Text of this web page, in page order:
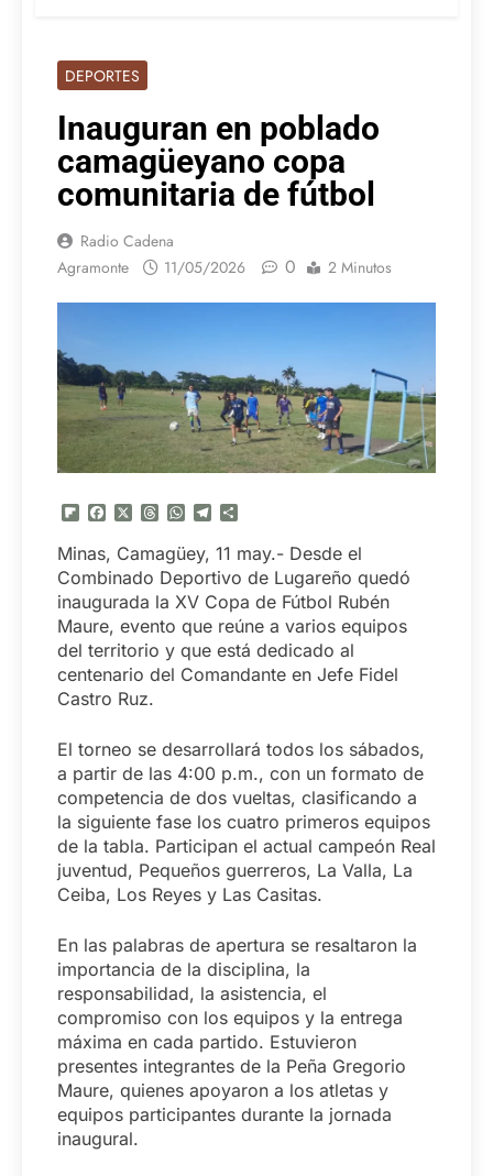
DEPORTES
Inauguran en poblado
camagüeyano copa
comunitaria de fútbol
Radio Cadena
Agramonte
11/05/2026 0 2 Minutos
Flipboard
Facebook
X Threads
WhatsApp
Telegram
Minas, Camagüey, 11 may.- Desde el
Combinado Deportivo de Lugareño quedó
inaugurada la XV Copa de Fútbol Rubén
Maure, evento que reúne a varios equipos
del territorio y que está dedicado al
centenario del Comandante en Jefe Fidel
Castro Ruz.
El torneo se desarrollará todos los sábados,
a partir de las 4:00 p.m., con un formato de
competencia de dos vueltas, clasificando a
la siguiente fase los cuatro primeros equipos
de la tabla. Participan el actual campeón Real
juventud, Pequeños guerreros, La Valla, La
Ceiba, Los Reyes y Las Casitas.
En las palabras de apertura se resaltaron la
importancia de la disciplina, la
responsabilidad, la asistencia, el
compromiso con los equipos y la entrega
máxima en cada partido. Estuvieron
presentes integrantes de la Peña Gregorio
Maure, quienes apoyaron a los atletas y
equipos participantes durante la jornada
inaugural.